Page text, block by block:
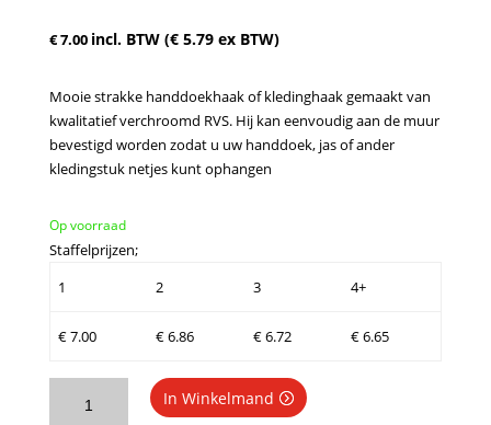
€7.00 incl. BTW (€5.79ex BTW)
Mooie strakke handdoekhaak of kledinghaak gemaakt van
kwalitatief verchroomd RVS. Hij kan eenvoudig aan de muur
bevestigd worden zodat u uw handdoek, jas of ander
kledingstuk netjes kunt ophangen
Op voorraad
Staffelprijzen;
1
2 3 4+
€7.00 €6.86 €6.72 €6.65
Handdoekhaak
In Winkelmand